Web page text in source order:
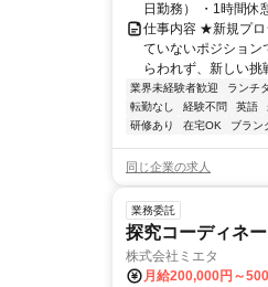
日勤務） ・1時間休
仕事内容 ★新規プロ
ていないポジション
らわれず、新しい挑
業界未経験者歓迎 ランチ
転勤なし
経験不問 英語
研修あり
在宅OK ブラン
同じ企業の求人
業務委託
探究コーディネ
株式会社ミエタ
月給200,000円～